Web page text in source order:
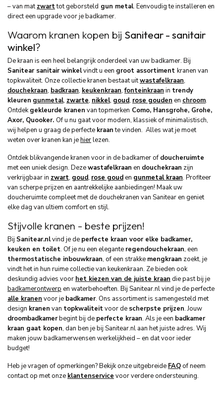
– van matzwarttot geborsteld gun metal. Eenvoudig te installeren en
direct een upgrade voor je badkamer.
Waarom kranen kopen bij Sanitear - sanitair
winkel?
De kraan is een heel belangrijk onderdeel van uw badkamer. Bij
Sanitear sanitair winkelvindt u een groot assortiment kranen van
topkwaliteit. Onze collectie kranen bestaat uitwastafelkraan,
douchekraan, badkraan, keukenkraan,fonteinkraan in trendy
kleuren gunmetal, zwarte, nikkel, goud, rose gouden en chroom.
Ontdekgekleurde kranen van topmerken Como, Hansgrohe, Grohe,
Axor, Quooker. Of u nu gaat voor modern, klassiek of minimalistisch,
wij helpen u graag de perfecte kraante vinden. Alles wat je moet
weten over kranen kan jehierlezen.
Ontdek blikvangende kranen voor in de badkamer of doucheruimte
met een uniek design. Dezewastafelkraan en douchekraan zijn
verkrijgbaar in zwart, goud, rose gouden gunmetal kraan. Profiteer
van scherpe prijzen en aantrekkelijke aanbiedingen! Maak uw
doucheruimte compleet met de douchekranen van Sanitear en geniet
elke dag van ultiem comfort en stijl.
Stijvolle kranen - beste prijzen!
Bij Sanitear.nlvind je de perfecte kraan voor elke badkamer,
keuken en toilet. Of je nu een elegante regendouchekraan, een
thermostatische inbouwkraan, of een strakke mengkraan zoekt, je
vindt het in hun ruime collectie van keukenkraan. Ze bieden ook
deskundig advies voor het kiezen van de juiste kraan die past bij je
badkamerontwerp en waterbehoeften. Bij Sanitear.nl vind je de perfecte
alle kranen voor je badkamer. Ons assortiment is samengesteld met
design kranen van topkwaliteitvoor de scherpste prijzen. Jouw
droombadkamerbegint bij de perfecte kraan. Als je een badkamer
kraan gaat kopen, dan ben je bij Sanitear.nl aan het juiste adres. Wij
maken jouw badkamerwensen werkelijkheid – en dat voor ieder
budget!
Heb je vragen of opmerkingen? Bekijk onze uitgebreide FAQof neem
contact op met onze klantenservice voor verdere ondersteuning.